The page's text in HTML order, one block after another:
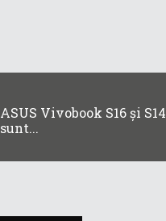
ASUS Vivobook S16 și S14
sunt...